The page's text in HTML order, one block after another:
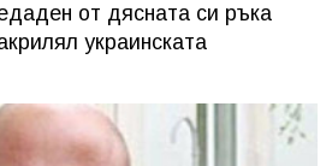
от дясната си ръка
украинската